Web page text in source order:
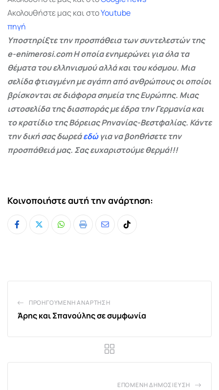
Ακολουθήστε μας και στοYoutube
πηγή
Υποστηρίξτε την προσπάθεια των συντελεστών της
e-enimerosi.com Η οποία ενημερώνει για όλα τα
θέματα του ελληνισμού αλλά και του κόσμου. Μια
σελίδα φτιαγμένη με αγάπη από ανθρώπους οι οποίοι
βρίσκονται σε διάφορα σημεία της Ευρώπης. Μιας
ιστοσελίδα της διασποράς με έδρα την Γερμανία και
το κρατίδιο της Βόρειας Ρηνανίας-Βεστφαλίας. Κάντε
την δική σας δωρεάεδώγια να βοηθήσετε την
προσπάθειά μας. Σας ευχαριστούμε θερμά!!!
Κοινοποιήστε αυτή την ανάρτηση:
Whatsapp
Print
ShareTiktok
ΠΡΟΗΓΟΎΜΕΝΗ ΑΝΆΡΤΗΣΗ
Άρης και Σπανούλης σε συμφωνία
ΕΠΌΜΕΝΗ ΔΗΜΟΣΊΕΥΣΗ